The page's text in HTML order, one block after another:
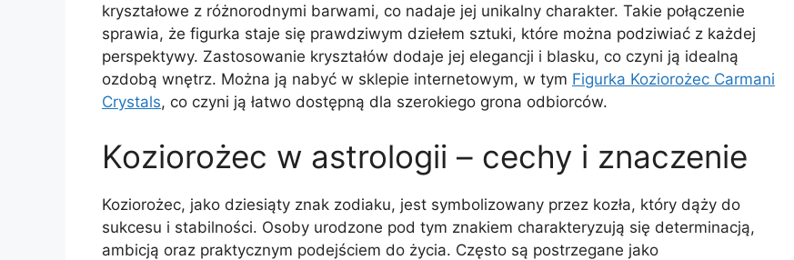
kryształowe z różnorodnymi barwami, co nadaje jej unikalny charakter. Takie połączenie
sprawia, że figurka staje się prawdziwym dziełem sztuki, które można podziwiać z każdej
perspektywy. Zastosowanie kryształów dodaje jej elegancji i blasku, co czyni ją idealną
ozdobą wnętrz. Można ją nabyć w sklepie internetowym, w tym Figurka Koziorożec Carmani
Crystals, co czyni ją łatwo dostępną dla szerokiego grona odbiorców.
Koziorożec w astrologii – cechy i znaczenie
Koziorożec, jako dziesiąty znak zodiaku, jest symbolizowany przez kozła, który dąży do
sukcesu i stabilności. Osoby urodzone pod tym znakiem charakteryzują się determinacją,
ambicją oraz praktycznym podejściem do życia. Często są postrzegane jako